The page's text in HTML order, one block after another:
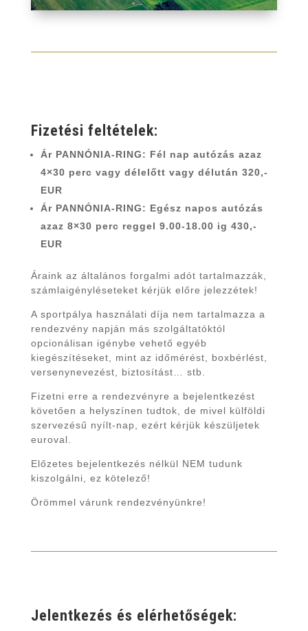
Fizetési feltételek:
Ár PANNÓNIA-RING: Fél nap autózás azaz
4×30 perc vagy délelőtt vagy délután 320,-
EUR
Ár PANNÓNIA-RING: Egész napos autózás
azaz 8×30 perc reggel 9.00-18.00 ig 430,-
EUR
Áraink az általános forgalmi adót tartalmazzák,
számlaigényléseteket kérjük előre jelezzétek!
A sportpálya használati díja nem tartalmazza a
rendezvény napján más szolgáltatóktól
opcionálisan igénybe vehető egyéb
kiegészítéseket, mint az időmérést, boxbérlést,
versenynevezést, biztosítást… stb.
Fizetni erre a rendezvényre a bejelentkezést
követően a helyszínen tudtok, de mivel külföldi
szervezésű nyílt-nap, ezért kérjük készüljetek
euroval.
Előzetes bejelentkezés nélkül NEM tudunk
kiszolgálni, ez kötelező!
Örömmel várunk rendezvényünkre!
Jelentkezés és elérhetőségek: